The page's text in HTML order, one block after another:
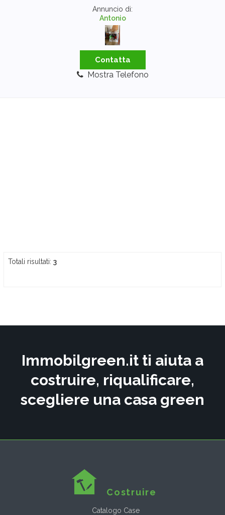
Annuncio di:
Antonio
Contatta
Mostra Telefono
Totali risultati: 3
Immobilgreen.it ti aiuta a
costruire, riqualificare,
scegliere una casa green
Costruire
Catalogo Case